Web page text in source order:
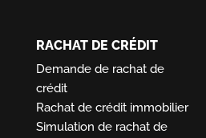
RACHAT DE CRÉDIT
Demande de rachat de
crédit
Rachat de crédit immobilier
Simulation de rachat de